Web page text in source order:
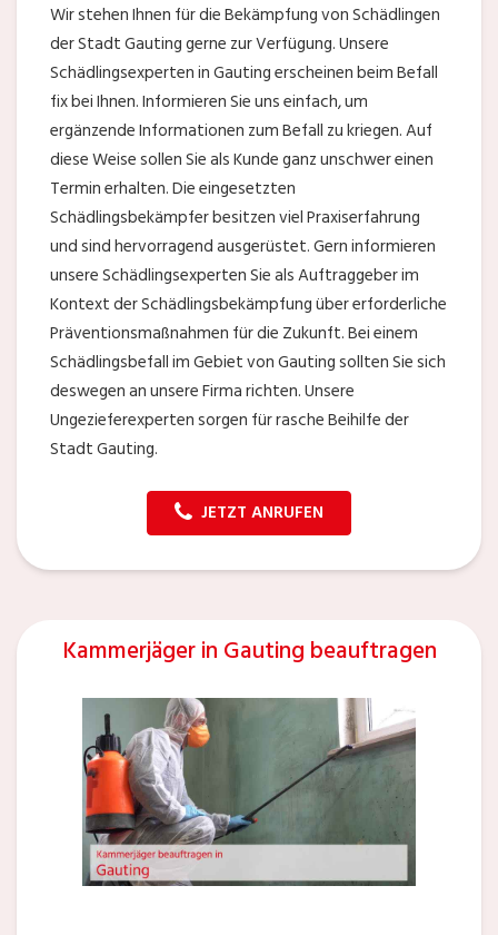
Wir stehen Ihnen für die Bekämpfung von Schädlingen
der Stadt Gauting gerne zur Verfügung. Unsere
Schädlingsexperten in Gauting erscheinen beim Befall
fix bei Ihnen. Informieren Sie uns einfach, um
ergänzende Informationen zum Befall zu kriegen. Auf
diese Weise sollen Sie als Kunde ganz unschwer einen
Termin erhalten. Die eingesetzten
Schädlingsbekämpfer besitzen viel Praxiserfahrung
und sind hervorragend ausgerüstet. Gern informieren
unsere Schädlingsexperten Sie als Auftraggeber im
Kontext der Schädlingsbekämpfung über erforderliche
Präventionsmaßnahmen für die Zukunft. Bei einem
Schädlingsbefall im Gebiet von Gauting sollten Sie sich
deswegen an unsere Firma richten. Unsere
Ungezieferexperten sorgen für rasche Beihilfe der
Stadt Gauting.
JETZT ANRUFEN
Kammerjäger in Gauting beauftragen